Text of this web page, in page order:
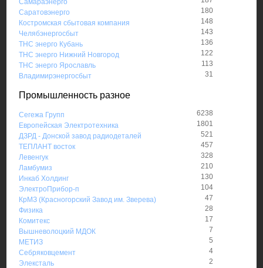
Самараэнерго
Саратовэнерго
180
Костромская сбытовая компания
148
Челябэнергосбыт
143
ТНС энерго Кубань
136
ТНС энерго Нижний Новгород
122
ТНС энерго Ярославль
113
Владимирэнергосбыт
31
Промышленность разное
Сегежа Групп
6238
Европейская Электротехника
1801
ДЗРД - Донской завод радиодеталей
521
ТЕПЛАНТ восток
457
Левенгук
328
Ламбумиз
210
Инкаб Холдинг
130
ЭлектроПрибор-п
104
КрМЗ (Красногорский Завод им. Зверева)
47
Физика
28
Комитекс
17
Вышневолоцкий МДОК
7
МЕТИЗ
5
Себряковцемент
4
Элексталь
2